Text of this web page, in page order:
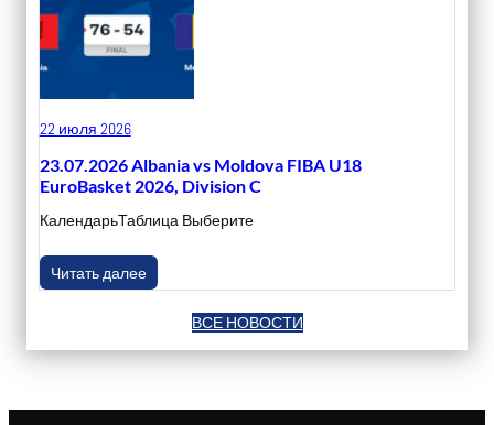
22 июля 2026
23.07.2026 Albania vs Moldova FIBA U18
EuroBasket 2026, Division C
КалендарьТаблица Выберите
Читать далее
ВСЕ НОВОСТИ